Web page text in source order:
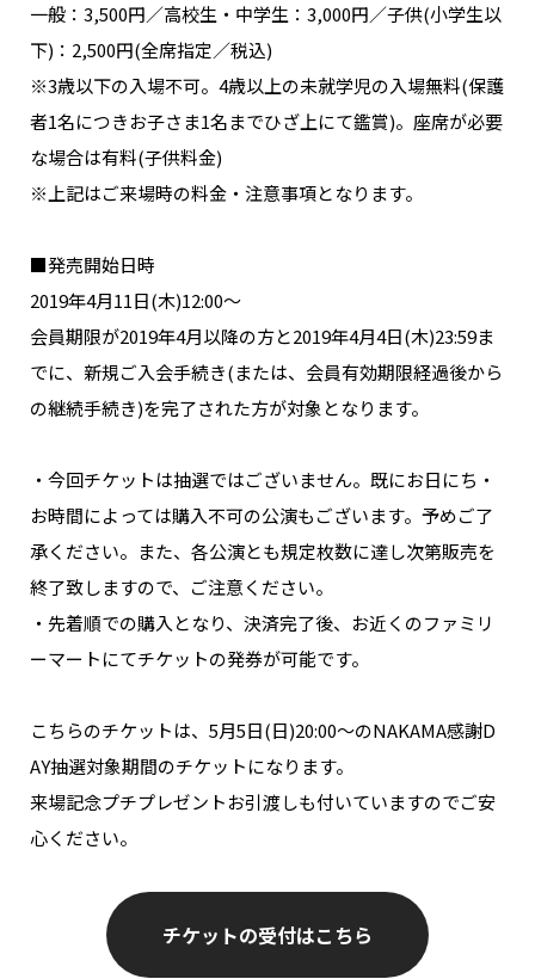
一般：3,500円／高校生・中学生：3,000円／子供(小学生以
下)：2,500円(全席指定／税込)
※3歳以下の入場不可。4歳以上の未就学児の入場無料(保護
者1名につきお子さま1名までひざ上にて鑑賞)。座席が必要
な場合は有料(子供料金)
※上記はご来場時の料金・注意事項となります。
■発売開始日時
2019年4月11日(木)12:00〜
会員期限が2019年4月以降の方と2019年4月4日(木)23:59ま
でに、新規ご入会手続き(または、会員有効期限経過後から
の継続手続き)を完了された方が対象となります。
・今回チケットは抽選ではございません。既にお日にち・
お時間によっては購入不可の公演もございます。予めご了
承ください。また、各公演とも規定枚数に達し次第販売を
終了致しますので、ご注意ください。
・先着順での購入となり、決済完了後、お近くのファミリ
ーマートにてチケットの発券が可能です。
こちらのチケットは、5月5日(日)20:00～のNAKAMA感謝D
AY抽選対象期間のチケットになります。
来場記念プチプレゼントお引渡しも付いていますのでご安
心ください。
チケットの受付はこちら